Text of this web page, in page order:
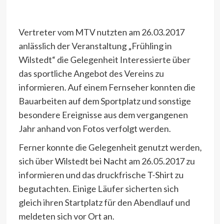
Vertreter vom MTV nutzten am 26.03.2017
anlässlich der Veranstaltung „Frühling in
Wilstedt“ die Gelegenheit Interessierte über
das sportliche Angebot des Vereins zu
informieren. Auf einem Fernseher konnten die
Bauarbeiten auf dem Sportplatz und sonstige
besondere Ereignisse aus dem vergangenen
Jahr anhand von Fotos verfolgt werden.
Ferner konnte die Gelegenheit genutzt werden,
sich über Wilstedt bei Nacht am 26.05.2017 zu
informieren und das druckfrische T-Shirt zu
begutachten. Einige Läufer sicherten sich
gleich ihren Startplatz für den Abendlauf und
meldeten sich vor Ort an.